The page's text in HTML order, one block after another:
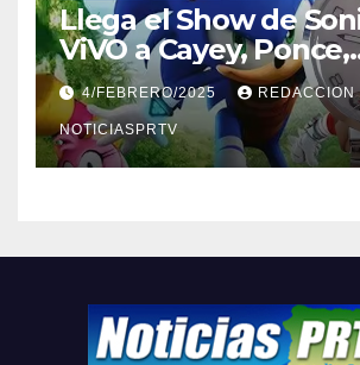
Llega el Show de
ViVO a Cayey, Ponce,
Barceloneta y
Relojes gratis para el
compre ahora….
4/FEBRERO/2025 REDACCION
NOTICIASPRTV